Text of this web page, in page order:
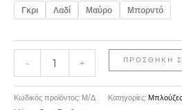
Γκρι Λαδί Μαύρο Μπορντό
- + ΠΡΟΣΘΉΚΗ
Κωδικός προϊόντος: Μ/Δ Κατηγορίες: Μπλούζες